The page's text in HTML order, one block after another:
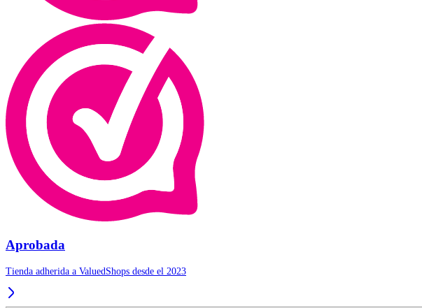
Aprobada
Tienda adherida a ValuedShops desde el 2023